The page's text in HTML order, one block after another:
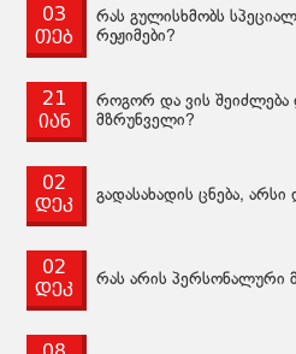
03
თებ
რას გულისხმობს
რეჟიმები?
21
იან
როგორ და ვის შეიძლება
მზრუნველი?
02
დეკ
გადასახადის ცნება, არსი
02
დეკ
რას არის პერსონალური